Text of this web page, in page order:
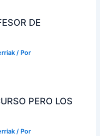
DE
/ Por
PERO LOS
/ Por